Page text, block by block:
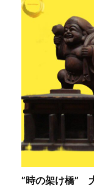
”時の架け橋”